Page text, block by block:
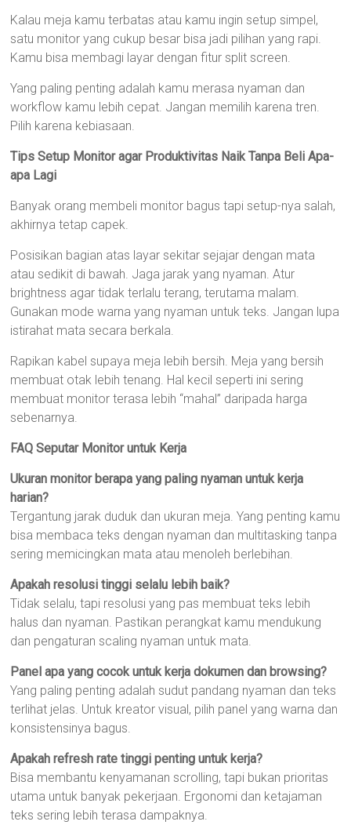
Kalau meja kamu terbatas atau kamu ingin setup simpel,
satu monitor yang cukup besar bisa jadi pilihan yang rapi.
Kamu bisa membagi layar dengan fitur split screen.
Yang paling penting adalah kamu merasa nyaman dan
workflow kamu lebih cepat. Jangan memilih karena tren.
Pilih karena kebiasaan.
Tips Setup Monitor agar Produktivitas Naik Tanpa Beli Apa-
apa Lagi
Banyak orang membeli monitor bagus tapi setup-nya salah,
akhirnya tetap capek.
Posisikan bagian atas layar sekitar sejajar dengan mata
atau sedikit di bawah. Jaga jarak yang nyaman. Atur
brightness agar tidak terlalu terang, terutama malam.
Gunakan mode warna yang nyaman untuk teks. Jangan lupa
istirahat mata secara berkala.
Rapikan kabel supaya meja lebih bersih. Meja yang bersih
membuat otak lebih tenang. Hal kecil seperti ini sering
membuat monitor terasa lebih “mahal” daripada harga
sebenarnya.
FAQ Seputar Monitor untuk Kerja
Ukuran monitor berapa yang paling nyaman untuk kerja
harian?
Tergantung jarak duduk dan ukuran meja. Yang penting kamu
bisa membaca teks dengan nyaman dan multitasking tanpa
sering memicingkan mata atau menoleh berlebihan.
Apakah resolusi tinggi selalu lebih baik?
Tidak selalu, tapi resolusi yang pas membuat teks lebih
halus dan nyaman. Pastikan perangkat kamu mendukung
dan pengaturan scaling nyaman untuk mata.
Panel apa yang cocok untuk kerja dokumen dan browsing?
Yang paling penting adalah sudut pandang nyaman dan teks
terlihat jelas. Untuk kreator visual, pilih panel yang warna dan
konsistensinya bagus.
Apakah refresh rate tinggi penting untuk kerja?
Bisa membantu kenyamanan scrolling, tapi bukan prioritas
utama untuk banyak pekerjaan. Ergonomi dan ketajaman
teks sering lebih terasa dampaknya.